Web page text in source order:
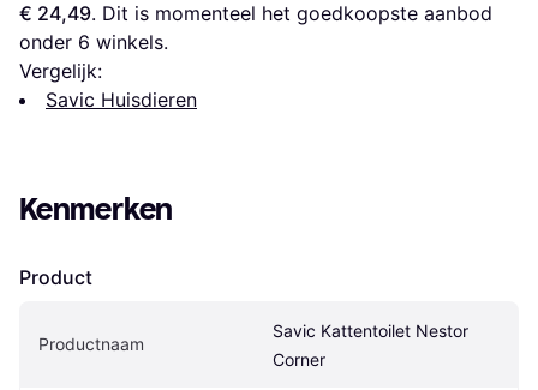
€ 24,49. Dit is momenteel het goedkoopste aanbod
onder 6 winkels.
Vergelijk:
Savic Huisdieren
Kenmerken
Product
Productnaam
Savic Kattentoilet Nestor
Corner